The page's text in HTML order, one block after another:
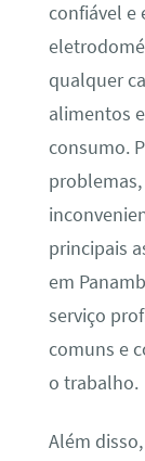
confiável e
qualquer
alimentos
consumo.
principais
em
serviço
comuns e
o trabalho.
Além